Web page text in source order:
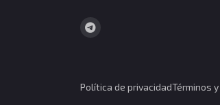
Política de privacidadTérminos